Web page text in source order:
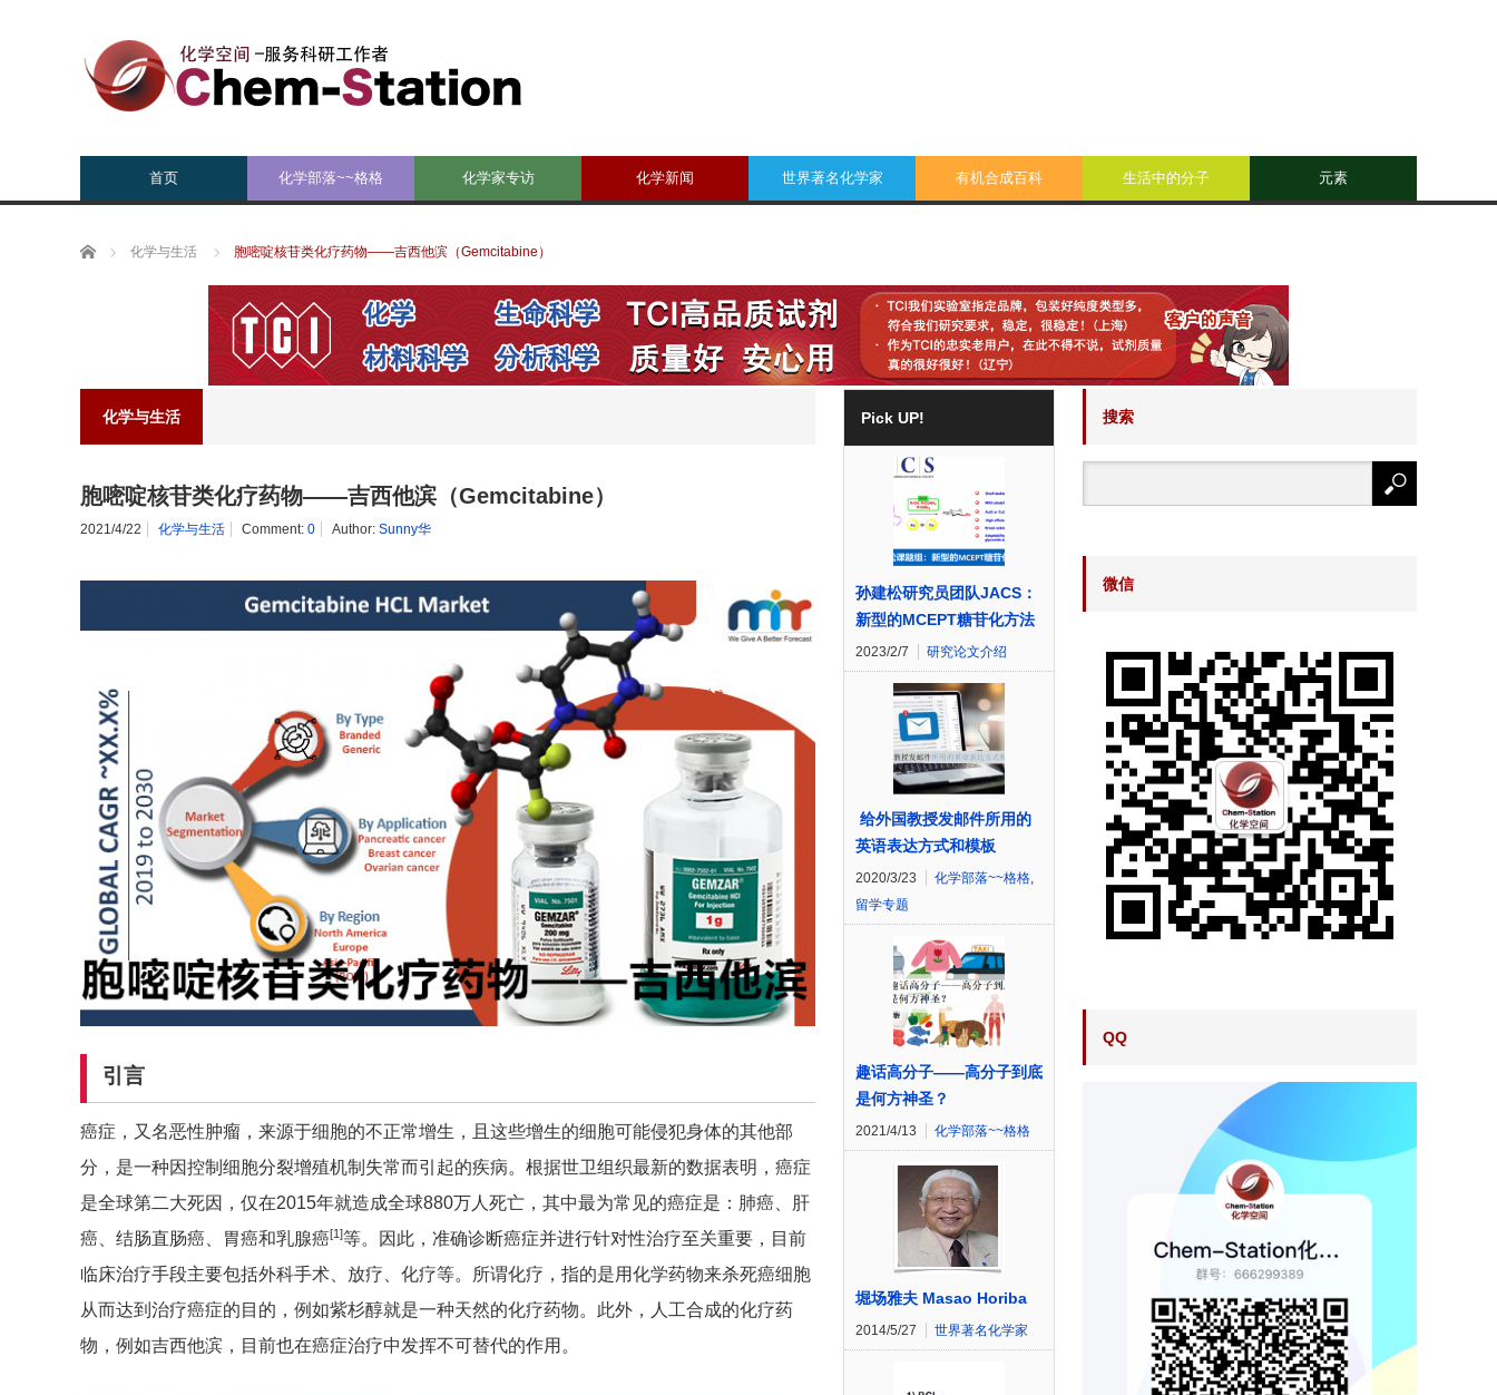
首页 化学部落~~格格 化学家专访 化学新闻 世界著名化学家 有机合成百科 生活中的分子 元素
Home 化学与生活 胞嘧啶核苷类化疗药物——吉西他滨（Gemcitabine）
化学与生活
胞嘧啶核苷类化疗药物——吉西他滨（Gemcitabine）
2021/4/22 化学与生活 Comment: 0 Author: Sunny华
引言
癌症，又名恶性肿瘤，来源于细胞的不正常增生，且这些增生的细胞可能侵犯身体的其他部
分，是一种因控制细胞分裂增殖机制失常而引起的疾病。根据世卫组织最新的数据表明，癌症
是全球第二大死因，仅在2015年就造成全球880万人死亡，其中最为常见的癌症是：肺癌、肝
癌、结肠直肠癌、胃癌和乳腺癌[1]等。因此，准确诊断癌症并进行针对性治疗至关重要，目前
临床治疗手段主要包括外科手术、放疗、化疗等。所谓化疗，指的是用化学药物来杀死癌细胞
从而达到治疗癌症的目的，例如紫杉醇就是一种天然的化疗药物。此外，人工合成的化疗药
物，例如吉西他滨，目前也在癌症治疗中发挥不可替代的作用。
Pick UP!
孙建松研究员团队JACS：
新型的MCEPT糖苷化方法
2023/2/7 研究论文介绍
给外国教授发邮件所用的
英语表达方式和模板
2020/3/23 化学部落~~格格,
留学专题
趣话高分子——高分子到底
是何方神圣？
2021/4/13 化学部落~~格格
堀场雅夫 Masao Horiba
2014/5/27 世界著名化学家
搜索
微信
QQ